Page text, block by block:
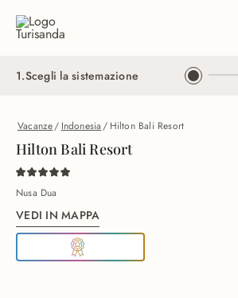
1.Scegli la sistemazione
Vacanze/ Indonesia/ Hilton Bali Resort
Hilton Bali Resort
Nusa Dua
VEDI IN MAPPA